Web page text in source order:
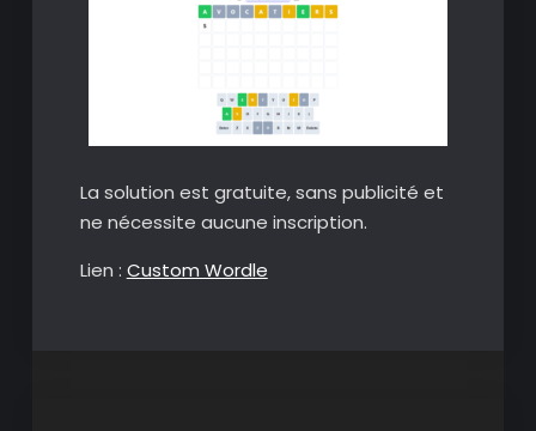
La solution est gratuite, sans publicité et
ne nécessite aucune inscription.
Lien : Custom Wordle